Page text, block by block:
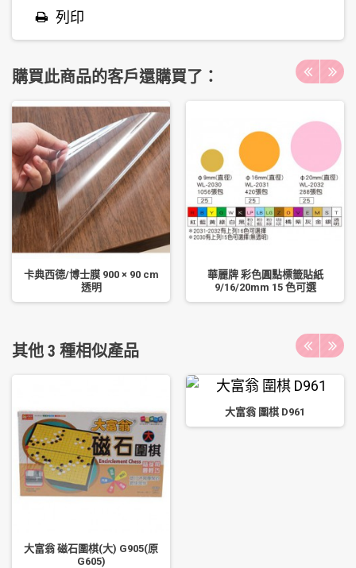
列印
購買此商品的客戶還購買了：
卡典西德/博士膜 900 × 90 cm
透明
華麗牌 彩色圓點標籤貼紙
9/16/20mm 15 色可選
其他 3 種相似產品
大富翁 磁石圍棋(大) G905(原
G605)
大富翁 圍棋 D961